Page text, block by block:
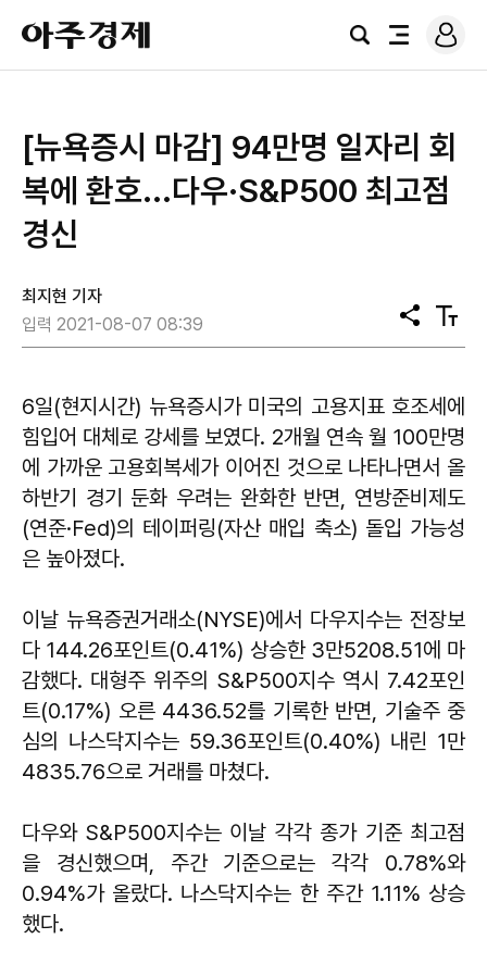
아
주
경
검
전
로
그
​[뉴욕증시 마감] 94만명 일자리 회
복에 환호...다우·S&P500 최고점
경신
최지현 기자
입력 2021-08-07 08:39
공
유
텍
스
기
6일(현지시간) 뉴욕증시가 미국의 고용지표 호조세에
힘입어 대체로 강세를 보였다. 2개월 연속 월 100만명
에 가까운 고용회복세가 이어진 것으로 나타나면서 올
하반기 경기 둔화 우려는 완화한 반면, 연방준비제도
(연준·Fed)의 테이퍼링(자산 매입 축소) 돌입 가능성
은 높아졌다.
이날 뉴욕증권거래소(NYSE)에서 다우지수는 전장보
다 144.26포인트(0.41%) 상승한 3만5208.51에 마
감했다. 대형주 위주의 S&P500지수 역시 7.42포인
트(0.17%) 오른 4436.52를 기록한 반면, 기술주 중
심의 나스닥지수는 59.36포인트(0.40%) 내린 1만
4835.76으로 거래를 마쳤다.
다우와 S&P500지수는 이날 각각 종가 기준 최고점
을 경신했으며, 주간 기준으로는 각각 0.78%와
0.94%가 올랐다. 나스닥지수는 한 주간 1.11% 상승
했다.